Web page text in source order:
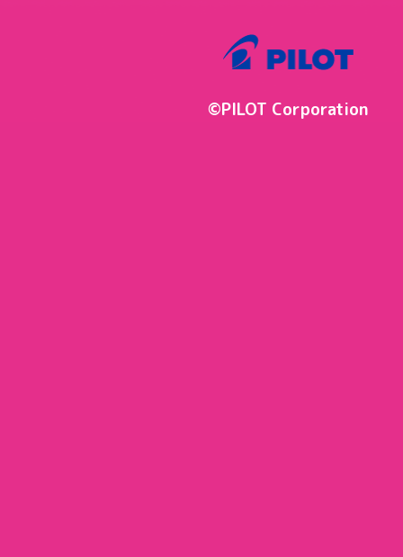
©PILOT Corporation